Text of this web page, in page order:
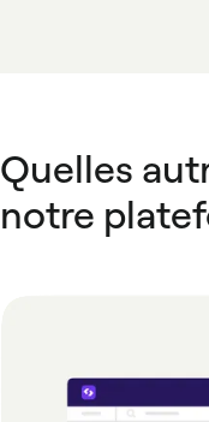
Quelles
notre